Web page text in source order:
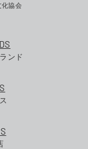
化協会
ンド